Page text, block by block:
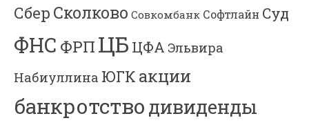
Сбер Сколково Совкомбанк Софтлайн Суд
ФНС ФРП ЦБ ЦФА Эльвира
Набиуллина ЮГК акции
банкротство дивиденды